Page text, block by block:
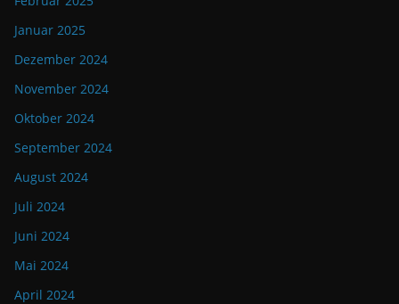
Januar 2025
Dezember 2024
November 2024
Oktober 2024
September 2024
August 2024
Juli 2024
Juni 2024
Mai 2024
April 2024